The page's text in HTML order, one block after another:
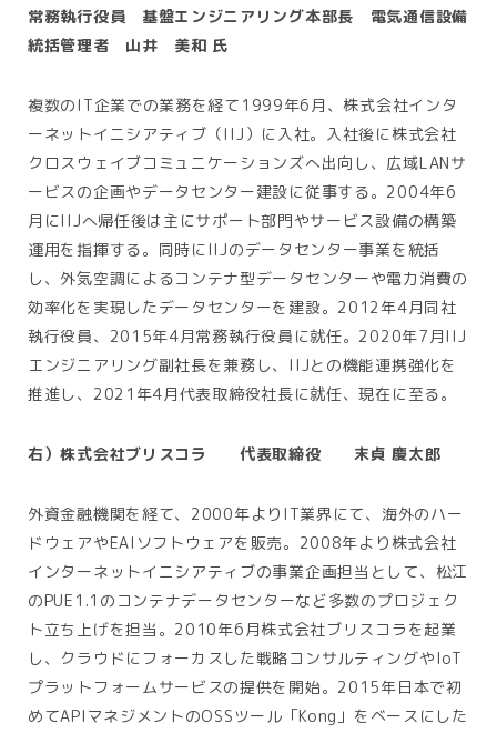
常務執行役員 基盤エンジニアリング本部長 電気通信設備
統括管理者 山井 美和 氏
複数のIT企業での業務を経て 1999年6月、株式会社インタ
ーネットイニシアティブ（IIJ ）に入社。入社後に株式会社
クロスウェイブコミュニケーションズへ出向し、広域LANサ
ービスの企画やデータセンター建設に従事する。 2004年6
月にIIJへ帰任後は主にサポート部門やサービス設備の構築
運用を指揮する。同時にIIJのデータセンター事業を統括
し、外気空調によるコンテナ型データセンターや電力消費の
効率化を実現したデータセンターを建設。 2012 年4月同社
執行役員、 2015年4月常務執行役員に就任。 2020年7月IIJ
エンジニアリング副社長を兼務し、 IIJとの機能連携強化を
推進し、 2021 年4月代表取締役社長に就任、現在に至る。
右）株式会社ブリスコラ 代表取締役 末貞 慶太郎
外資金融機関を経て、 2000年より IT業界にて、海外のハー
ドウェアやEAI ソフトウェアを販売。 2008年より株式会社
インターネットイニシアティブの事業企画担当として、松江
のPUE1.1 のコンテナデータセンターなど多数のプロジェク
ト立ち上げを担当。 2010年6月株式会社ブリスコラを起業
し、クラウドにフォーカスした戦略コンサルティングやIoT
プラットフォームサービスの提供を開始。 2015年日本で初
めてAPI マネジメントのOSSツール「Kong 」をベースにした